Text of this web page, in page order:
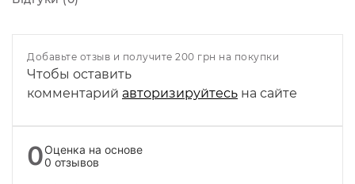
Добавьте отзыв и получите 200 грн на покупки
Чтобы оставить
комментарий авторизируйтесь на сайте
0Оценка на основе
0 отзывов